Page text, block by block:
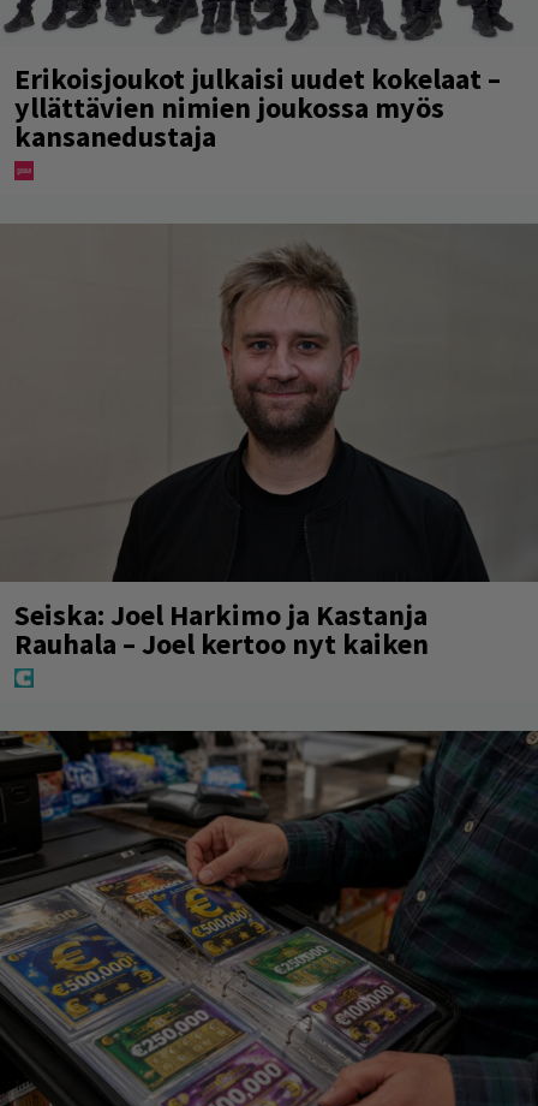
Erikoisjoukot julkaisi uudet kokelaat –
yllättävien nimien joukossa myös
kansanedustaja
Seiska: Joel Harkimo ja Kastanja
Rauhala – Joel kertoo nyt kaiken